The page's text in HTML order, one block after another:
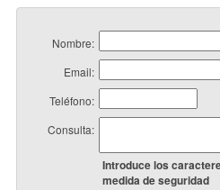
Nombre:
Email:
Teléfono:
Consulta:
Introduce los
medida de seguridad